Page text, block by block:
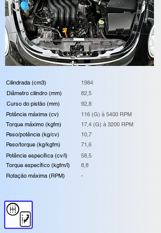
Cilindrada (cm3)
1984
Diâmetro cilindro (mm)
82,5
Curso do pistão (mm)
92,8
Potência máxima (cv)
116 (G) à 5400 RPM
Torque máximo (kgfm)
17,4 (G) à 3200 RPM
Peso/potência (kg/cv)
10,7
Peso/torque (kg/kgfm)
71,6
Potência específica (cv/l)
58,5
Torque específico (kgfm/l)
8,8
Rotação máxima (RPM)
-